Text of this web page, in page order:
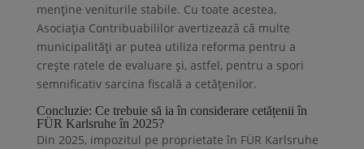
menține veniturile stabile. Cu toate acestea,
Asociația Contribuabililor avertizează că multe
municipalități ar putea utiliza reforma pentru a
crește ratele de evaluare și, astfel, pentru a spori
semnificativ sarcina fiscală a cetățenilor.
Concluzie: Ce trebuie să ia în considerare cetățenii în
FÜR Karlsruhe în 2025?
Din 2025, impozitul pe proprietate în FÜR Karlsruhe